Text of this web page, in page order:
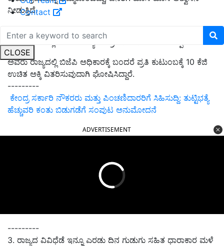
Contact
CLOSE
ನೀಡುತ್ತಿದೆ.
ಈಚೆಗೆ ಚಿತ್ರದುರ್ಗ ಜಿಲ್ಲೆಯ ಹಿರಿಯೂರಿನಲ್ಲಿ ಬಿಜೆಪಿ ವಿಜಯ ಸಂಕಲ್ಪ
ಕಾರ್ಯಕ್ರಮದಲ್ಲಿ ಮಾಜಿ ಮುಖ್ಯಮಂತ್ರಿ ಬಿ.ಎಸ್.ಯಡಿಯೂರಪ್ಪ
ಅವರು ರಾಜ್ಯದಲ್ಲಿ ಬಿಜೆಪಿ ಅಧಿಕಾರಕ್ಕೆ ಬಂದರೆ ಪ್ರತಿ ಕುಟುಂಬಕ್ಕೆ 10 ಕೆಜಿ
ಉಚಿತ ಅಕ್ಕಿ ವಿತರಿಸುವುದಾಗಿ ಘೋಷಿಸಿದ್ದಾರೆ.
---------
ಕೇಂದ್ರ ಸರ್ಕಾರಿ ನೌಕರರು ಮತ್ತು ಪಿಂಚಣಿದಾರರಿಗೆ ಸಿಹಿಸುದ್ದಿ: ತುಟ್ಟಿಭತ್ಯೆ
ಹೆಚ್ಚುವರಿ ಕಂತು ಬಿಡುಗಡೆಗೆ ಸಂಪುಟ ಅನುಮೋದನೆ
ADVERTISEMENT
---------
3. ರಾಜ್ಯದ ವಿವಿಧೆಡೆ ಇನ್ನೂ ಎರಡು ದಿನ ಗುಡುಗು ಸಹಿತ ಧಾರಾಕಾರ ಮಳೆ